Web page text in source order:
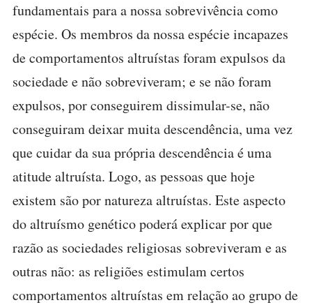
fundamentais para a nossa sobrevivência como
espécie. Os membros da nossa espécie incapazes
de comportamentos altruístas foram expulsos da
sociedade e não sobreviveram; e se não foram
expulsos, por conseguirem dissimular-se, não
conseguiram deixar muita descendência, uma vez
que cuidar da sua própria descendência é uma
atitude altruísta. Logo, as pessoas que hoje
existem são por natureza altruístas. Este aspecto
do altruísmo genético poderá explicar por que
razão as sociedades religiosas sobreviveram e as
outras não: as religiões estimulam certos
comportamentos altruístas em relação ao grupo de